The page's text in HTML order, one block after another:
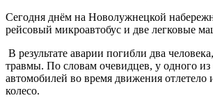
Сегодня днём на Новолужнецкой
рейсовый микроавтобус и две легковые
В результате аварии погибли два
травмы. По словам очевидцев, у одного из
автомобилей во время движения отлетело
колесо.